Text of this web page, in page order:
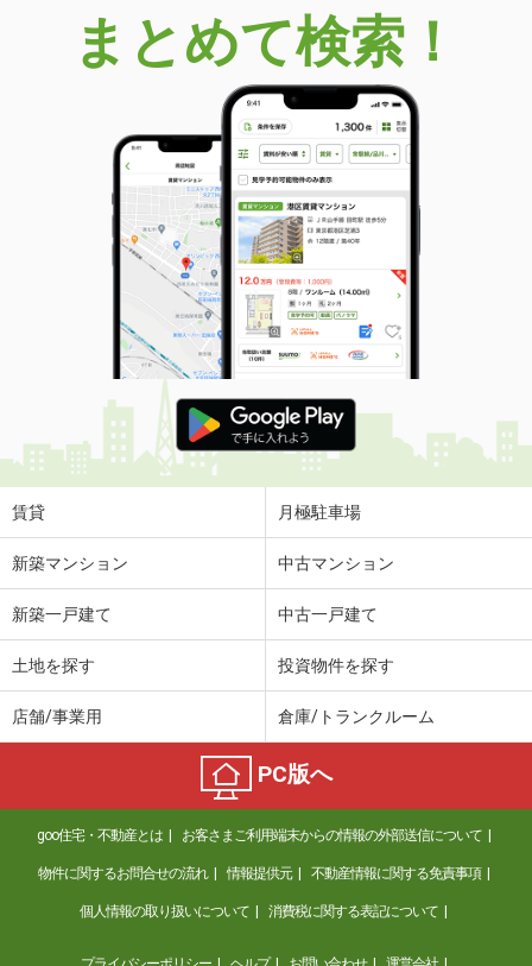
まとめて検索！
賃貸 月極駐車場
新築マンション 中古マンション
新築一戸建て 中古一戸建て
土地を探す 投資物件を探す
店舗/事業用 倉庫/トランクルーム
PC版へ
goo住宅・不動産とは お客さまご利用端末からの情報の外部送信について
物件に関するお問合せの流れ 情報提供元 不動産情報に関する免責事項
個人情報の取り扱いについて 消費税に関する表記について